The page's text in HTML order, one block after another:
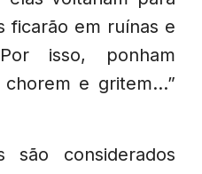
ficarão em ruínas e
isso, ponham
e gritem…”
são considerados